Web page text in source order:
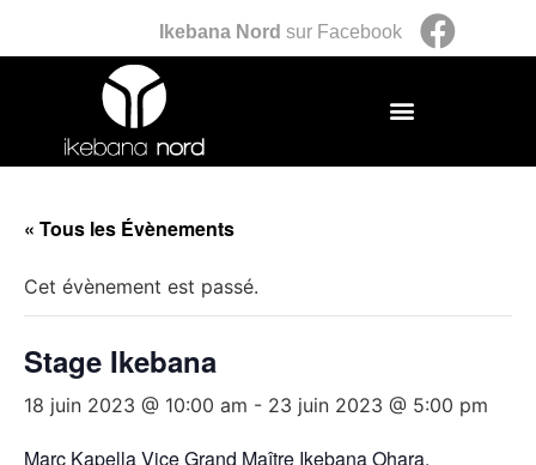
Ikebana Nord sur Facebook
« Tous les Évènements
Cet évènement est passé.
Stage Ikebana
18 juin 2023 @ 10:00 am - 23 juin 2023 @ 5:00 pm
Marc Kapella Vice Grand Maître Ikebana Ohara,